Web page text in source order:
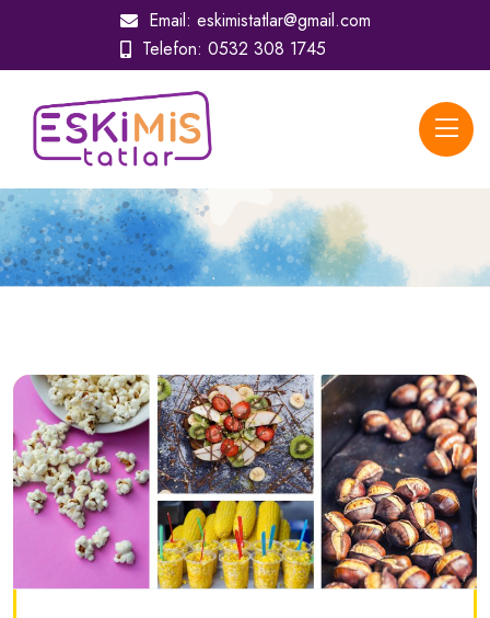
Email: eskimistatlar@gmail.com
Telefon: 0532 308 1745